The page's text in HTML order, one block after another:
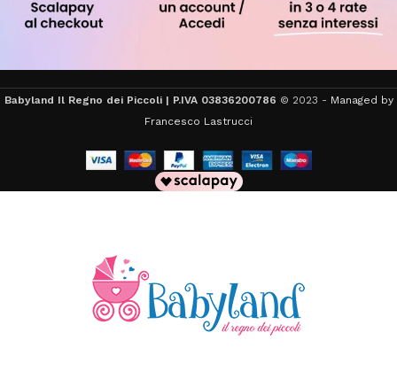
Babyland Il Regno dei Piccoli | P.IVA 03836200786 © 2023 - Managed by
Francesco Lastrucci